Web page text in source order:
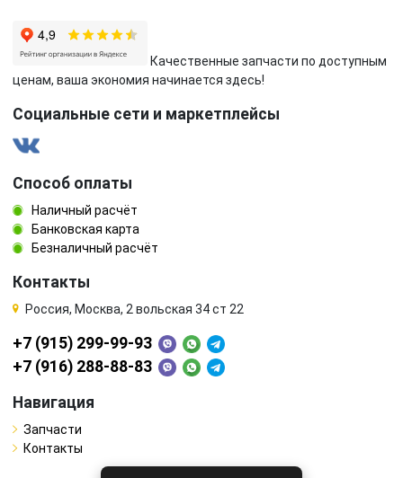
Качественные запчасти по доступным
ценам, ваша экономия начинается здесь!
Социальные сети и маркетплейсы
Способ оплаты
Наличный расчёт
Банковская карта
Безналичный расчёт
Контакты
Россия, Москва, 2 вольская 34 ст 22
+7 (915) 299-99-93
+7 (916) 288-88-83
Навигация
Запчасти
Контакты